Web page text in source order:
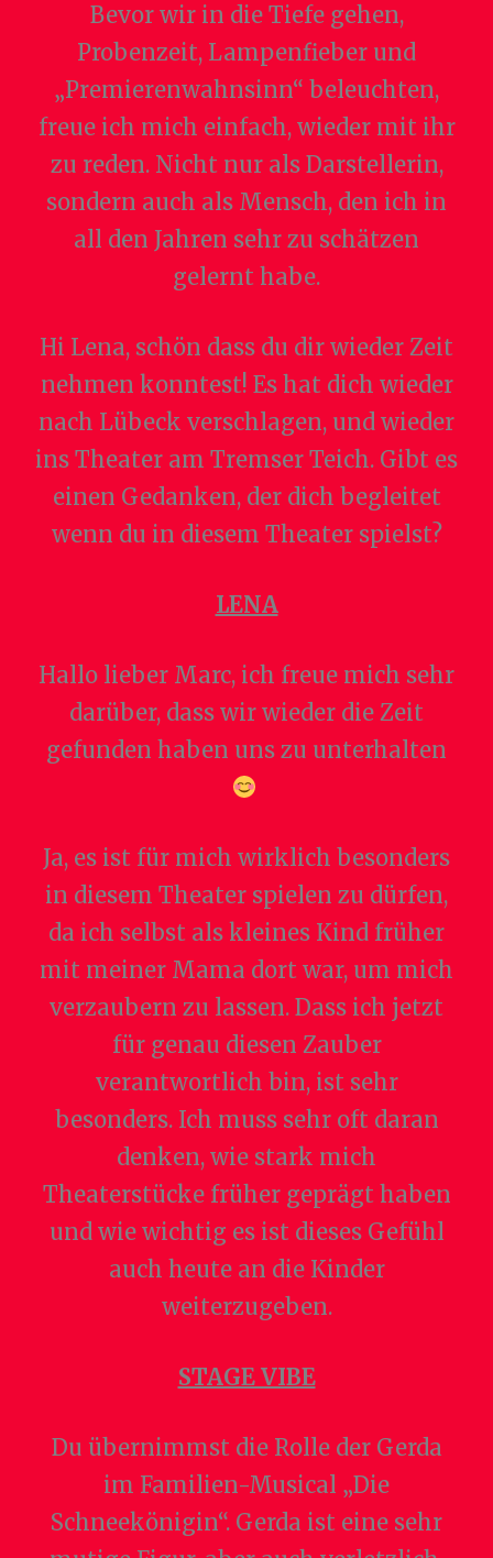
Bevor wir in die Tiefe gehen,
Probenzeit, Lampenfieber und
„Premierenwahnsinn“ beleuchten,
freue ich mich einfach, wieder mit ihr
zu reden. Nicht nur als Darstellerin,
sondern auch als Mensch, den ich in
all den Jahren sehr zu schätzen
gelernt habe.
Hi Lena, schön dass du dir wieder Zeit
nehmen konntest! Es hat dich wieder
nach Lübeck verschlagen, und wieder
ins Theater am Tremser Teich. Gibt es
einen Gedanken, der dich begleitet
wenn du in diesem Theater spielst?
LENA
Hallo lieber Marc, ich freue mich sehr
darüber, dass wir wieder die Zeit
gefunden haben uns zu unterhalten
Ja, es ist für mich wirklich besonders
in diesem Theater spielen zu dürfen,
da ich selbst als kleines Kind früher
mit meiner Mama dort war, um mich
verzaubern zu lassen. Dass ich jetzt
für genau diesen Zauber
verantwortlich bin, ist sehr
besonders. Ich muss sehr oft daran
denken, wie stark mich
Theaterstücke früher geprägt haben
und wie wichtig es ist dieses Gefühl
auch heute an die Kinder
weiterzugeben.
STAGE VIBE
Du übernimmst die Rolle der Gerda
im Familien-Musical „Die
Schneekönigin“. Gerda ist eine sehr